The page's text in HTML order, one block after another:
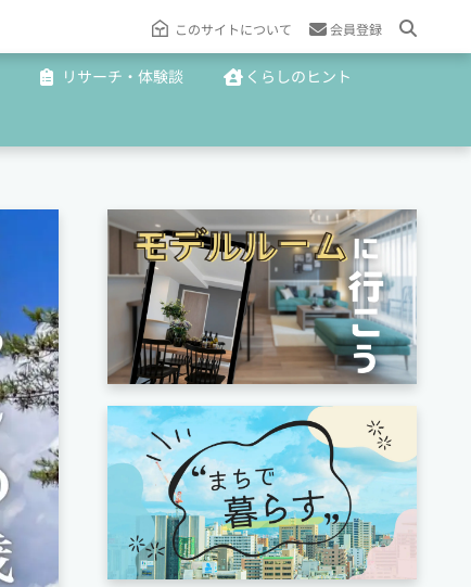
このサイトについて 会員登録
リサーチ・体験談 くらしのヒント